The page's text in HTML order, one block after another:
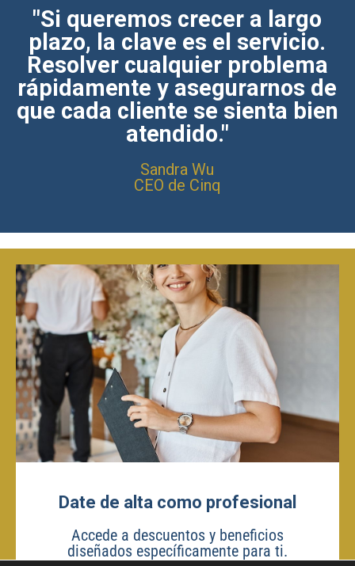
"Si queremos crecer a largo
plazo, la clave es el servicio.
Resolver cualquier problema
rápidamente y asegurarnos de
que cada cliente se sienta bien
atendido."
Sandra Wu
CEO de Cinq
Date de alta como profesional
Accede a descuentos y beneficios
diseñados específicamente para ti.